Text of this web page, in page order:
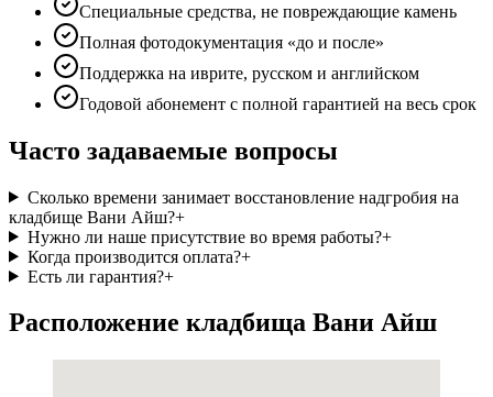
Специальные средства, не повреждающие камень
Полная фотодокументация «до и после»
Поддержка на иврите, русском и английском
Годовой абонемент с полной гарантией на весь срок
Часто задаваемые вопросы
Сколько времени занимает восстановление надгробия на
кладбище Вани Айш?+
Нужно ли наше присутствие во время работы?+
Когда производится оплата?+
Есть ли гарантия?+
Расположение кладбища Вани Айш